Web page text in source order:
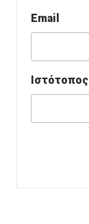
Email
Ιστότοπος